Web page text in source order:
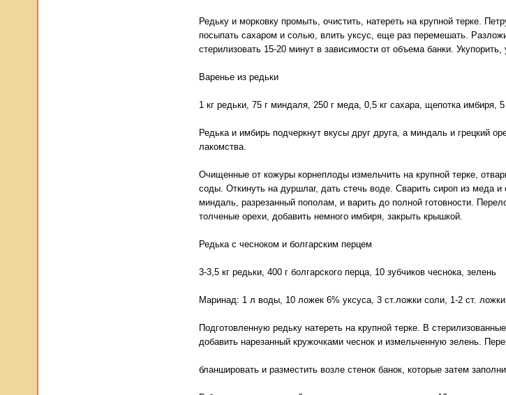
Редьку и морковку промыть, очистить, натереть на крупной терке.
посыпать сахаром и солью, влить уксус, еще раз перемешать.
стерилизовать 15-20 минут в зависимости от объема банки. Укупорить,
Варенье из редьки
1 кг редьки, 75 г миндаля, 250 г меда, 0,5 кг сахара, щепотка имбиря, 5
Редька и имбирь подчеркнут вкусы друг друга, а миндаль и грецкий
лакомства.
Очищенные от кожуры корнеплоды измельчить на крупной терке,
соды. Откинуть на дуршлаг, дать стечь воде. Сварить сироп из меда и
миндаль, разрезанный пополам, и варить до полной готовности.
толченые орехи, добавить немного имбиря, закрыть крышкой.
Редька с чесноком и болгарским перцем
3-3,5 кг редьки, 400 г болгарского перца, 10 зубчиков чеснока, зелень
Маринад: 1 л воды, 10 ложек 6% уксуса, 3 ст.ложки соли, 1-2 ст.
Подготовленную редьку натереть на крупной терке. В
добавить нарезанный кружочками чеснок и измельченную зелень.
бланшировать и разместить возле стенок банок, которые затем